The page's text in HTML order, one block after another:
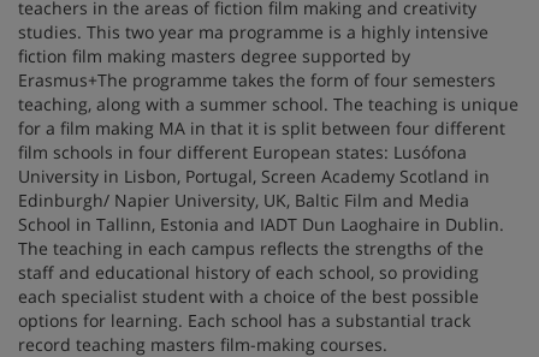
teachers in the areas of fiction film making and creativity
studies. This two year ma programme is a highly intensive
fiction film making masters degree supported by
Erasmus+The programme takes the form of four semesters
teaching, along with a summer school. The teaching is unique
for a film making MA in that it is split between four different
film schools in four different European states: Lusófona
University in Lisbon, Portugal, Screen Academy Scotland in
Edinburgh/ Napier University, UK, Baltic Film and Media
School in Tallinn, Estonia and IADT Dun Laoghaire in Dublin.
The teaching in each campus reflects the strengths of the
staff and educational history of each school, so providing
each specialist student with a choice of the best possible
options for learning. Each school has a substantial track
record teaching masters film-making courses.